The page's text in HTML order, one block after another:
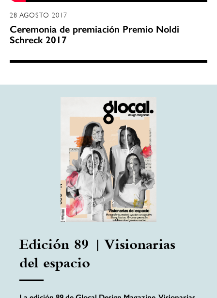
28 AGOSTO 2017
Ceremonia de premiación Premio Noldi
Schreck 2017
Edición 89 | Visionarias
del espacio